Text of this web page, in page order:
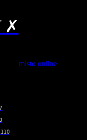
✗
misto online
110